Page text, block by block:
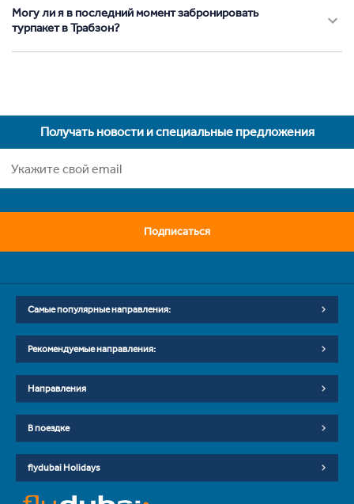
Могу ли я в последний момент забронировать
турпакет в Трабзон?
Получать новости и специальные предложения
Подписаться
Самые популярные направления:
Рекомендуемые направления:
Направления
В поездке
flydubai Holidays